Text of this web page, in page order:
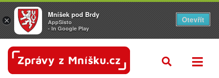
×
Mníšek pod Brdy
AppSisto
- In Google Play
Otevřít